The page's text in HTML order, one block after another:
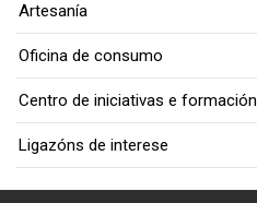
Artesanía
Oficina de consumo
Centro de iniciativas e formación
Ligazóns de interese